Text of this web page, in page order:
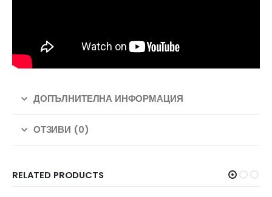
ДОПЪЛНИТЕЛНА ИНФОРМАЦИЯ
ОТЗИВИ (0)
RELATED PRODUCTS